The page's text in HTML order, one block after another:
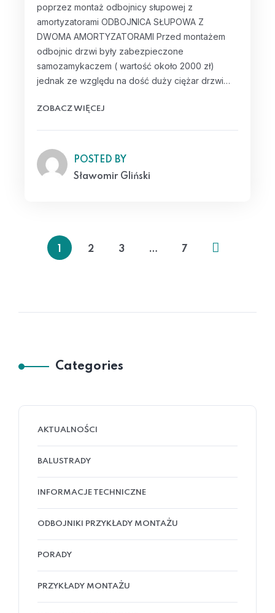
poprzez montaż odbojnicy słupowej z
amortyzatorami ODBOJNICA SŁUPOWA Z
DWOMA AMORTYZATORAMI Przed montażem
odbojnic drzwi były zabezpieczone
samozamykaczem ( wartość około 2000 zł)
jednak ze względu na dość duży ciężar drzwi…
ZOBACZ WIĘCEJ
POSTED BY
Sławomir Gliński
1 2 3 … 7
Categories
AKTUALNOŚCI
BALUSTRADY
INFORMACJE TECHNICZNE
ODBOJNIKI PRZYKŁADY MONTAŻU
PORADY
PRZYKŁADY MONTAŻU